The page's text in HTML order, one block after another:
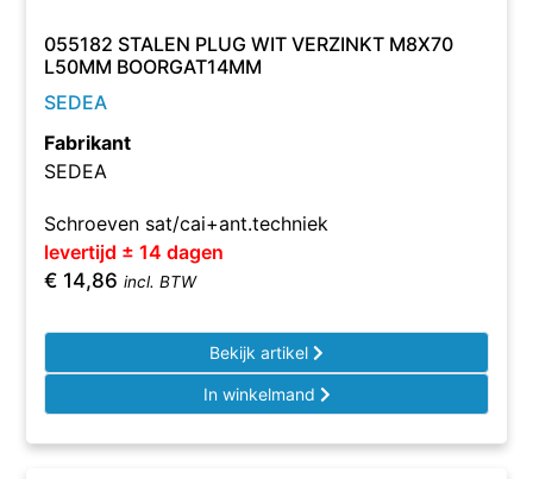
055182 STALEN PLUG WIT VERZINKT M8X70
L50MM BOORGAT14MM
SEDEA
Fabrikant
SEDEA
Schroeven sat/cai+ant.techniek
levertijd ± 14 dagen
€ 14,86 incl. BTW
Bekijk artikel
In winkelmand